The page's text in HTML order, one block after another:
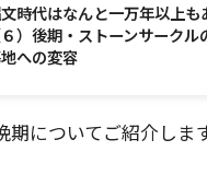
時代はなんと一万年以上も
６）後期・ストーンサーク
への変容
期についてご紹介しま